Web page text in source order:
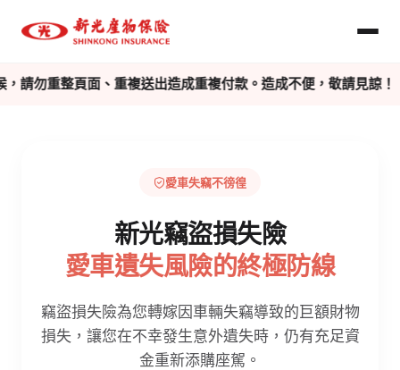
重整頁面、重複送出造成重複付款。造成不便，敬請見諒！
愛車失竊不徬徨
新光竊盜損失險
愛車遺失風險的終極防線
竊盜損失險為您轉嫁因車輛失竊導致的巨額財物
損失，讓您在不幸發生意外遺失時，仍有充足資
金重新添購座駕。